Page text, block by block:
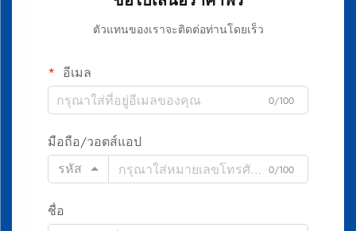
ตัวแทนของเราจะติดต่อท่านโดยเร็ว
อีเมล
0/100
มือถือ/วอตส์แอป
รหัส
0/100
ชื่อ